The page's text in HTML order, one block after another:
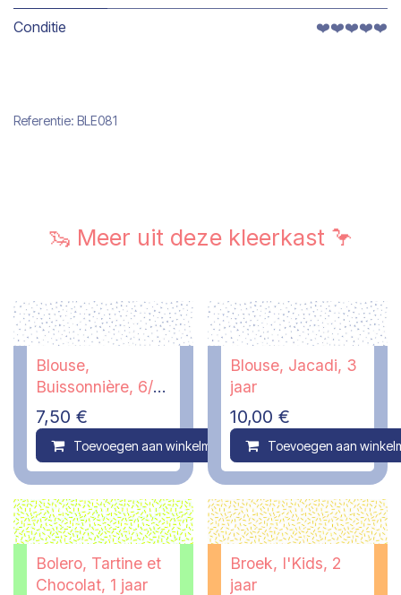
Conditie ❤️❤️❤️❤️❤️
Referentie: BLE081
🦦 Meer uit deze kleerkast 🦩
Blouse,
Buissonnière, 6/7
jaar
7,50 €
Toevoegen aan winkelmandje Compare
Blouse, Jacadi, 3
jaar
10,00 €
Toevoegen aan
Bolero, Tartine et
Chocolat, 1 jaar
Broek, I'Kids, 2
jaar